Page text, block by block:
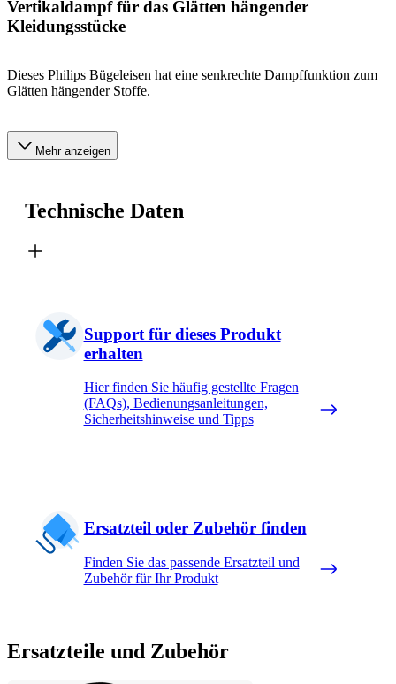
Vertikaldampf für das Glätten hängender
Kleidungsstücke
Dieses Philips Bügeleisen hat eine senkrechte Dampffunktion zum
Glätten hängender Stoffe.
Mehr anzeigen
Technische Daten
Support für dieses Produkt
erhalten
Hier finden Sie häufig gestellte Fragen
(FAQs), Bedienungsanleitungen,
Sicherheitshinweise und Tipps
Ersatzteil oder Zubehör finden
Finden Sie das passende Ersatzteil und
Zubehör für Ihr Produkt
Ersatzteile und Zubehör